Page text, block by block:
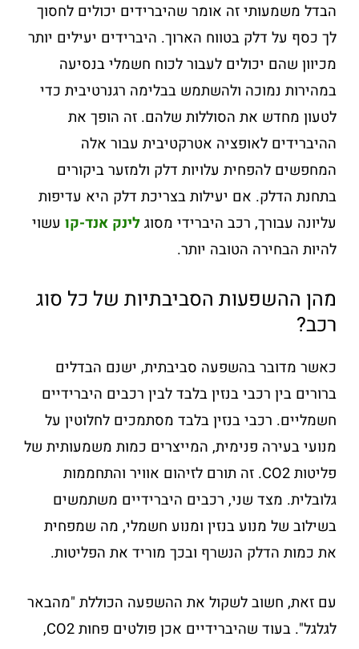
הבדל משמעותי זה אומר שהיברידים יכולים לחסוך
לך כסף על דלק בטווח הארוך. היברידים יעילים יותר
מכיוון שהם יכולים לעבור לכוח חשמלי בנסיעה
במהירות נמוכה ולהשתמש בבלימה רגנרטיבית כדי
לטעון מחדש את הסוללות שלהם. זה הופך את
ההיברידים לאופציה אטרקטיבית עבור אלה
המחפשים להפחית עלויות דלק ולמזער ביקורים
בתחנת הדלק. אם יעילות בצריכת דלק היא עדיפות
עליונה עבורך, רכב היברידי מסוגלינק אנד-קו עשוי
להיות הבחירה הטובה יותר.
מהן ההשפעות הסביבתיות של כל סוג
רכב?
כאשר מדובר בהשפעה סביבתית, ישנם הבדלים
ברורים בין רכבי בנזין בלבד לבין רכבים היברידיים
חשמליים. רכבי בנזין בלבד מסתמכים לחלוטין על
מנועי בעירה פנימית, המייצרים כמות משמעותית של
פליטות CO2. זה תורם לזיהום אוויר והתחממות
גלובלית. מצד שני, רכבים היברידיים משתמשים
בשילוב של מנוע בנזין ומנוע חשמלי, מה שמפחית
את כמות הדלק הנשרף ובכך מוריד את הפליטות.
עם זאת, חשוב לשקול את ההשפעה הכוללת "מהבאר
לגלגל". בעוד שהיברידיים אכן פולטים פחות CO2,